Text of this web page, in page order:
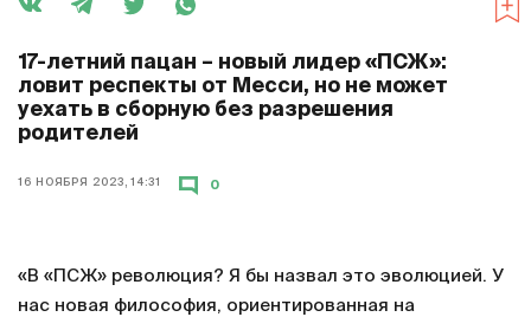
17-летний пацан – новый лидер «ПСЖ»:
ловит респекты от Месси, но не может
уехать в сборную без разрешения
родителей
16 НОЯБРЯ 2023, 14:31 0
«В «ПСЖ» революция? Я бы назвал это эволюцией. У
нас новая философия, ориентированная на